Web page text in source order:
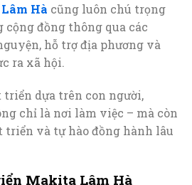
Hà cũng luôn chú trọng
đồng thông qua các
hỗ trợ địa phương và
ra xã hội.
dựa trên con người,
chỉ là nơi làm việc – mà còn
triển và tự hào đồng hành lâu
Makita Lâm Hà